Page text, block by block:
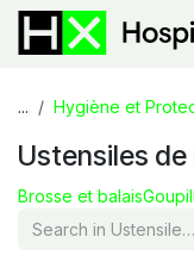
Skip to Content
... Hygiène et
Ustensiles
Brosse et balais